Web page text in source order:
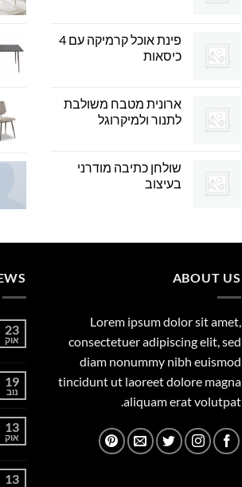
פינת אוכל קרמיקה עם 4
כיסאות
ארונית מטבח משולבת
לתנור ולמיקרוגל
שולחן כתיבה מודרני
בעיצוב
ABOUT US
Lorem ipsum dolor sit amet,
consectetuer adipiscing elit, sed
diam nonummy nibh euismod
tincidunt ut laoreet dolore magna
aliquam erat volutpat.
23
אוק
19
נוב
13
אוק
13